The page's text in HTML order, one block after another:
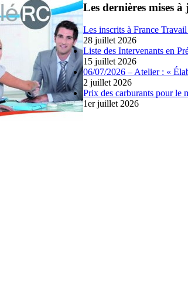
Les dernières mises
Les inscrits à France
28 juillet 2026
Liste des Intervenants en
15 juillet 2026
06/07/2026 – Atelier : «
2 juillet 2026
Prix des carburants pour le
1er juillet 2026